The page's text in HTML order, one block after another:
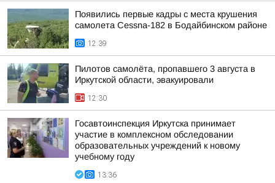
Появились первые кадры с места крушения
самолета Cessna-182 в Бодайбинском районе
12:39
Пилотов самолёта, пропавшего 3 августа в
Иркутской области, эвакуировали
12:30
Госавтоинспекция Иркутска принимает
участие в комплексном обследовании
образовательных учреждений к новому
учебному году
13:36